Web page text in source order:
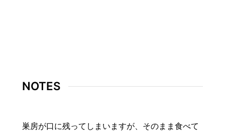
NOTES
巣房が口に残ってしまいますが、そのまま食べて